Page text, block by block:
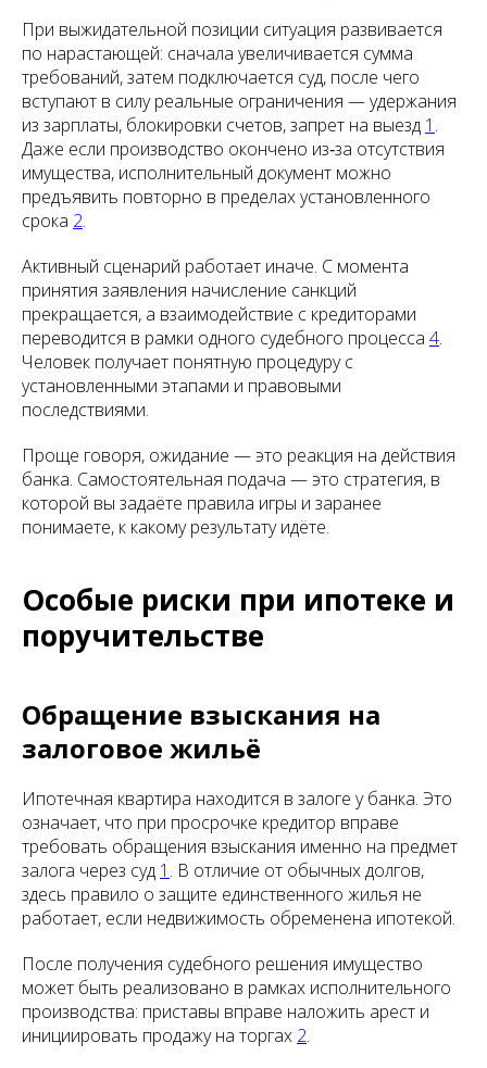
При выжидательной позиции ситуация развивается
по нарастающей: сначала увеличивается сумма
требований, затем подключается суд, после чего
вступают в силу реальные ограничения — удержания
из зарплаты, блокировки счетов, запрет на выезд 1 .
Даже если производство окончено из‑за отсутствия
имущества, исполнительный документ можно
предъявить повторно в пределах установленного
срока 2.
Активный сценарий работает иначе. С момента
принятия заявления начисление санкций
прекращается, а взаимодействие с кредиторами
переводится в рамки одного судебного процесса 4.
Человек получает понятную процедуру с
установленными этапами и правовыми
последствиями.
Проще говоря, ожидание — это реакция на действия
банка. Самостоятельная подача — это стратегия, в
которой вы задаёте правила игры и заранее
понимаете, к какому результату идёте.
Особые риски при ипотеке и
поручительстве
Обращение взыскания на
залоговое жильё
Ипотечная квартира находится в залоге у банка. Это
означает, что при просрочке кредитор вправе
требовать обращения взыскания именно на предмет
залога через суд 1 . В отличие от обычных долгов,
здесь правило о защите единственного жилья не
работает, если недвижимость обременена ипотекой.
После получения судебного решения имущество
может быть реализовано в рамках исполнительного
производства: приставы вправе наложить арест и
инициировать продажу на торгах 2.